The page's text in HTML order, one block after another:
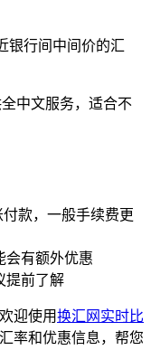
银行间中间价的汇
中文服务，适合不
付款，一般手续费更
会有额外优惠
提前了解
迎使用换汇网实时比
率和优惠信息，帮您